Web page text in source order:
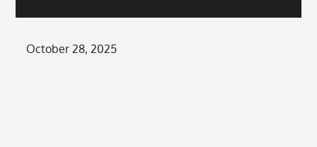
Posted
October 28, 2025